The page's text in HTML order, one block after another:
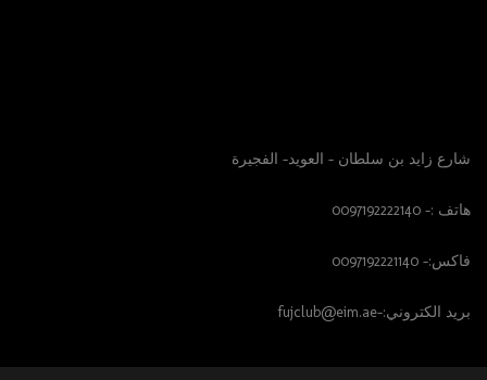
شارع زايد بن سلطان – العويد- الفجيرة
هاتف :- 0097192222140
فاكس:- 0097192221140
بريد الكتروني:-fujclub@eim.ae